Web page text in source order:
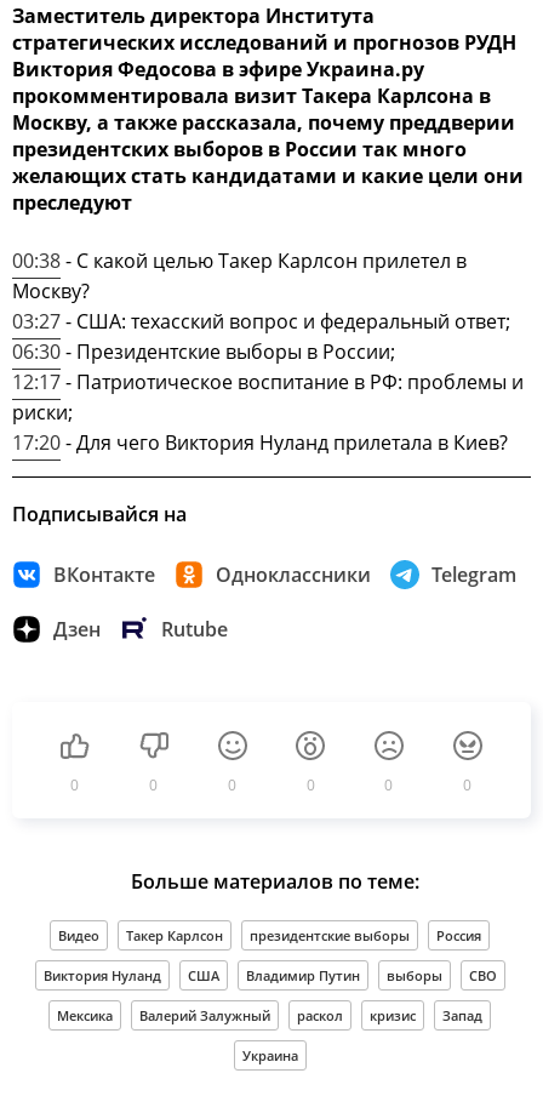
Заместитель директора Института
стратегических исследований и прогнозов РУДН
Виктория Федосова в эфире Украина.ру
прокомментировала визит Такера Карлсона в
Москву, а также рассказала, почему преддверии
президентских выборов в России так много
желающих стать кандидатами и какие цели они
преследуют
00:38- С какой целью Такер Карлсон прилетел в
Москву?
03:27- США: техасский вопрос и федеральный ответ;
06:30- Президентские выборы в России;
12:17- Патриотическое воспитание в РФ: проблемы и
риски;
17:20- Для чего Виктория Нуланд прилетала в Киев?
Подписывайся на
ВКонтакте Одноклассники Telegram
Дзен Rutube
0 0 0 0 0 0
Больше материалов по теме:
Видео Такер Карлсон президентские выборы Россия
Виктория Нуланд США Владимир Путин выборы СВО
Мексика Валерий Залужный раскол кризис Запад
Украина